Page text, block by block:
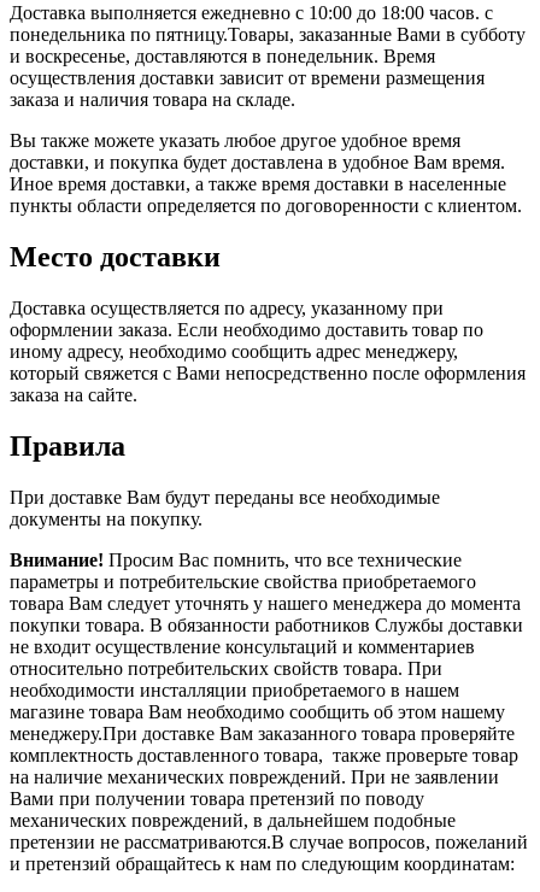
Доставка выполняется ежедневно с 10:00 до 18:00 часов. с
понедельника по пятницу.Товары, заказанные Вами в субботу
и воскресенье, доставляются в понедельник. Время
осуществления доставки зависит от времени размещения
заказа и наличия товара на складе.
Вы также можете указать любое другое удобное время
доставки, и покупка будет доставлена в удобное Вам время.
Иное время доставки, а также время доставки в населенные
пункты области определяется по договоренности с клиентом.
Место доставки
Доставка осуществляется по адресу, указанному при
оформлении заказа. Если необходимо доставить товар по
иному адресу, необходимо сообщить адрес менеджеру,
который свяжется с Вами непосредственно после оформления
заказа на сайте.
Правила
При доставке Вам будут переданы все необходимые
документы на покупку.
Внимание! Просим Вас помнить, что все технические
параметры и потребительские свойства приобретаемого
товара Вам следует уточнять у нашего менеджера до момента
покупки товара. В обязанности работников Службы доставки
не входит осуществление консультаций и комментариев
относительно потребительских свойств товара. При
необходимости инсталляции приобретаемого в нашем
магазине товара Вам необходимо сообщить об этом нашему
менеджеру.При доставке Вам заказанного товара проверяйте
комплектность доставленного товара, также проверьте товар
на наличие механических повреждений. При не заявлении
Вами при получении товара претензий по поводу
механических повреждений, в дальнейшем подобные
претензии не рассматриваются.В случае вопросов, пожеланий
и претензий обращайтесь к нам по следующим координатам: